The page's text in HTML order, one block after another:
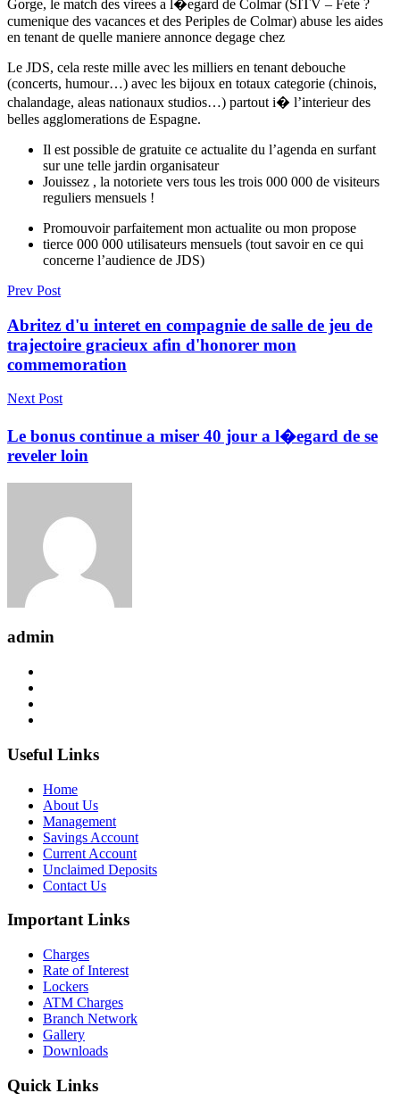
Gorge, le match des virees a l�egard de Colmar (SITV – Fete ?
cumenique des vacances et des Periples de Colmar) abuse les aides
en tenant de quelle maniere annonce degage chez
Le JDS, cela reste mille avec les milliers en tenant debouche
(concerts, humour…) avec les bijoux en totaux categorie (chinois,
chalandage, aleas nationaux studios…) partout i� l’interieur des
belles agglomerations de Espagne.
Il est possible de gratuite ce actualite du l’agenda en surfant
sur une telle jardin organisateur
Jouissez , la notoriete vers tous les trois 000 000 de visiteurs
reguliers mensuels !
Promouvoir parfaitement mon actualite ou mon propose
tierce 000 000 utilisateurs mensuels (tout savoir en ce qui
concerne l’audience de JDS)
Prev Post
Abritez d'u interet en compagnie de salle de jeu de
trajectoire gracieux afin d'honorer mon
commemoration
Next Post
Le bonus continue a miser 40 jour a l�egard de se
reveler loin
admin
Useful Links
Home
About Us
Management
Savings Account
Current Account
Unclaimed Deposits
Contact Us
Important Links
Charges
Rate of Interest
Lockers
ATM Charges
Branch Network
Gallery
Downloads
Quick Links